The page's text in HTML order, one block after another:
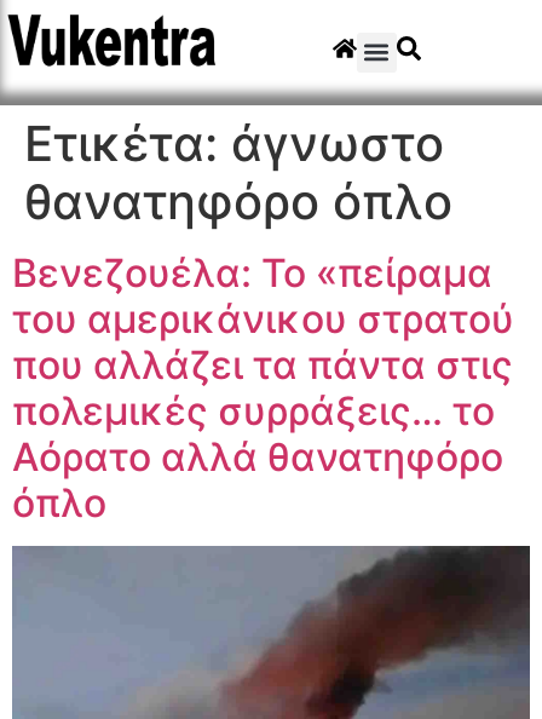
Ετικέτα: άγνωστο
θανατηφόρο όπλο
Βενεζουέλα: Το «πείραμα
του αμερικάνικου στρατού
που αλλάζει τα πάντα στις
πολεμικές συρράξεις… το
Αόρατο αλλά θανατηφόρο
όπλο